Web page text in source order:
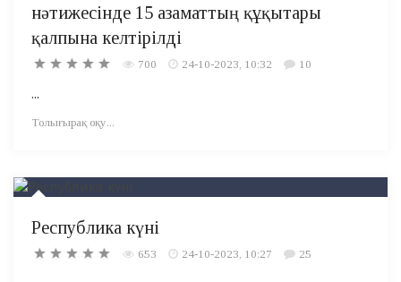
нәтижесінде 15 азаматтың құқытары
қалпына келтірілді
700 24-10-2023, 10:32 10
...
Толығырақ оқу...
Республика күні
653 24-10-2023, 10:27 25